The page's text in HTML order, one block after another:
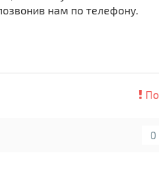
нам по телефону.
0